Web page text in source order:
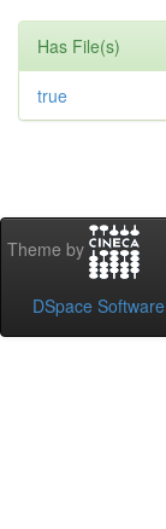
Has File(s)
true
Theme by
DSpace Software